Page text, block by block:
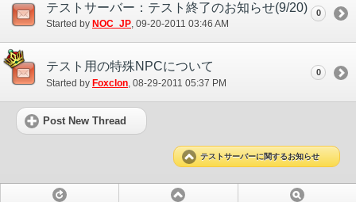
テストサーバー：テスト終了のお知らせ(9/20)
Started by NOC_JP‎, 09-20-2011 03:46 AM
0
テスト用の特殊NPCについて
Started by Foxclon ‎, 08-29-2011 05:37 PM
0
Post New Thread
テストサーバーに関するお知らせ